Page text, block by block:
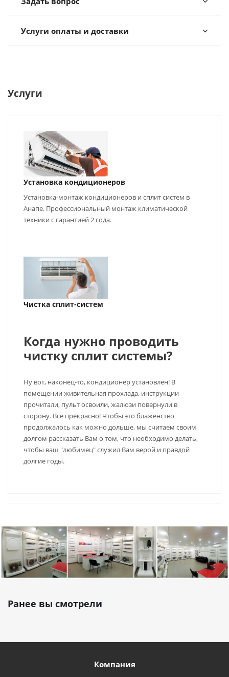
Услуги оплаты и доставки
Услуги
Установка кондиционеров
Установка-монтаж кондиционеров и сплит систем в
Анапе. Профессиональный монтаж климатической
техники с гарантией 2 года.
Чистка сплит-систем
Когда нужно проводить
чистку сплит системы?
Ну вот, наконец-то, кондиционер установлен! В
помещении живительная прохлада, инструкции
прочитали, пульт освоили, жалюзи повернули в
сторону. Все прекрасно! Чтобы это блаженство
продолжалось как можно дольше, мы считаем своим
долгом рассказать Вам о том, что необходимо делать,
чтобы ваш "любимец" служил Вам верой и правдой
долгие годы.
Ранее вы смотрели
Компания